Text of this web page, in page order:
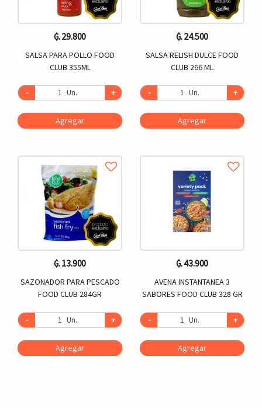
₲. 29.800
SALSA PARA POLLO FOOD
CLUB 355ML
- Un. +
Agregar
₲. 24.500
SALSA RELISH DULCE FOOD
CLUB 266 ML
- Un. +
Agregar
₲. 13.900
SAZONADOR PARA PESCADO
FOOD CLUB 284GR
- Un. +
Agregar
₲. 43.900
AVENA INSTANTANEA 3
SABORES FOOD CLUB 328 GR
- Un. +
Agregar